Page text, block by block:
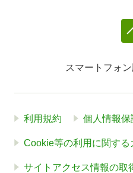
スマートフォン
利用規約 個人情報
Cookie等の利用に関する
サイトアクセス情報の取